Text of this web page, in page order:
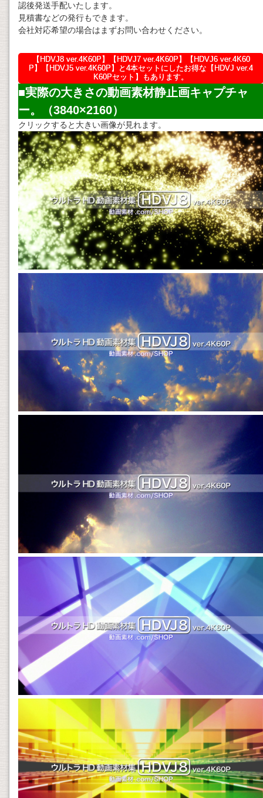
認後発送手配いたします。
見積書などの発行もできます。
会社対応希望の場合はまずお問い合わせください。
【HDVJ8 ver.4K60P】【HDVJ7 ver.4K60P】【HDVJ6 ver.4K60
P】【HDVJ5 ver.4K60P】と4本セットにしたお得な【HDVJ ver.4
K60Pセット】もあります。
■実際の大きさの動画素材静止画キャプチャ
ー。（3840×2160）
クリックすると大きい画像が見れます。